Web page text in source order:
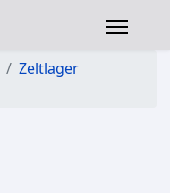
Zeltlager